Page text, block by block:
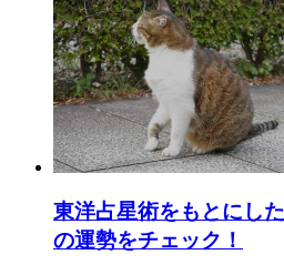
東洋占星術をもとにし
の運勢をチェック！